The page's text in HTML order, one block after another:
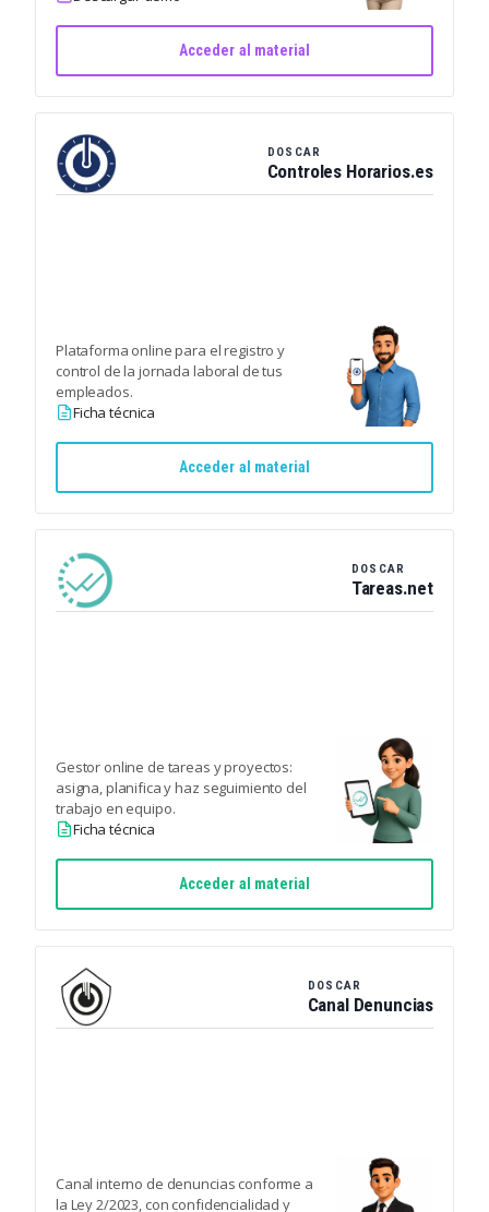
Acceder al material
DOSCAR
Controles Horarios.es
Plataforma online para el registro y
control de la jornada laboral de tus
empleados.
Ficha técnica
Acceder al material
DOSCAR
Tareas.net
Gestor online de tareas y proyectos:
asigna, planifica y haz seguimiento del
trabajo en equipo.
Ficha técnica
Acceder al material
DOSCAR
Canal Denuncias
Canal interno de denuncias conforme a
la Ley 2/2023, con confidencialidad y